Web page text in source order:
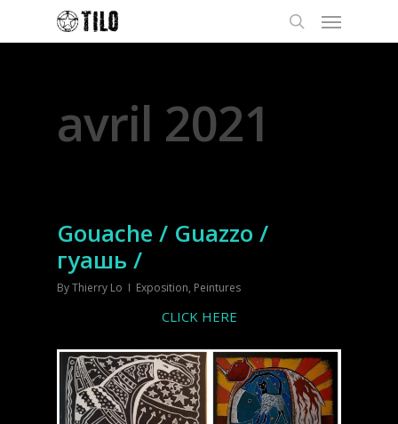
avril 2021
Gouache / Guazzo /
гуашь /
ByThierry Lo Exposition, Peintures
CLICK HERE